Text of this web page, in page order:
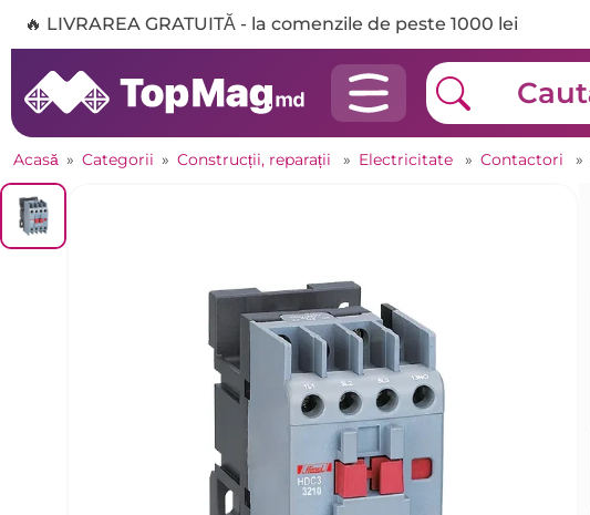
🔥 LIVRAREA GRATUITĂ - la comenzile de peste 1000 lei
Acasă » Categorii » Construcții, reparații » Electricitate » Contactori »